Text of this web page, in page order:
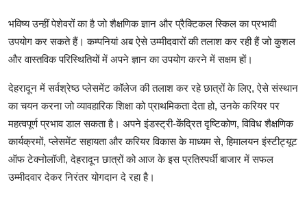
भविष्य उन्हीं पेशेवरों का है जो शैक्षणिक ज्ञान और प्रैक्टिकल स्किल का प्रभावी
उपयोग कर सकते हैं। कम्पनियां अब ऐसे उम्मीदवारों की तलाश कर रही हैं जो कुशल
और वास्तविक परिस्थितियों में अपने ज्ञान का उपयोग करने में सक्षम हों।
देहरादून में सर्वश्रेष्ठ प्लेसमेंट कॉलेज की तलाश कर रहे छात्रों के लिए, ऐसे संस्थान
का चयन करना जो व्यावहारिक शिक्षा को प्राथमिकता देता हो, उनके करियर पर
महत्वपूर्ण प्रभाव डाल सकता है। अपने इंडस्ट्री-केंद्रित दृष्टिकोण, विविध शैक्षणिक
कार्यक्रमों, प्लेसमेंट सहायता और करियर विकास के माध्यम से, हिमालयन इंस्टीट्यूट
ऑफ टेक्नोलॉजी, देहरादून छात्रों को आज के इस प्रतिस्पर्धी बाजार में सफल
उम्मीदवार देकर निरंतर योगदान दे रहा है।